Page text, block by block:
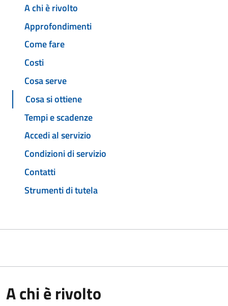
A chi è rivolto
Approfondimenti
Come fare
Costi
Cosa serve
Cosa si ottiene
Tempi e scadenze
Accedi al servizio
Condizioni di servizio
Contatti
Strumenti di tutela
A chi è rivolto